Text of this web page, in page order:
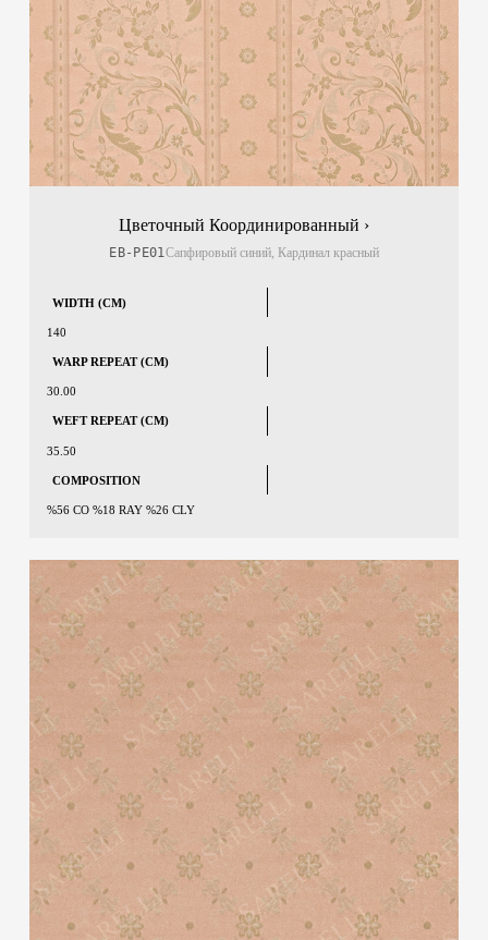
Цветочный Координированный ›
EB-PE01Сапфировый синий, Кардинал красный
WIDTH (CM)
140
WARP REPEAT (CM)
30.00
WEFT REPEAT (CM)
35.50
COMPOSITION
%56 CO %18 RAY %26 CLY